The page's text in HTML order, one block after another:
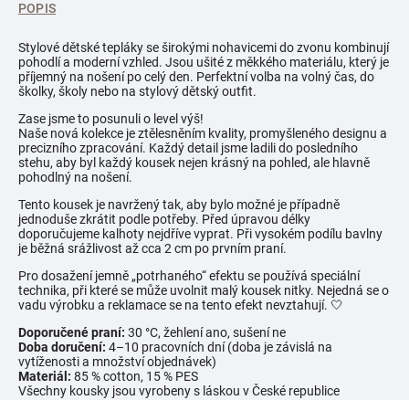
POPIS
Stylové dětské tepláky se širokými nohavicemi do zvonu kombinují
pohodlí a moderní vzhled. Jsou ušité z měkkého materiálu, který je
příjemný na nošení po celý den. Perfektní volba na volný čas, do
školky, školy nebo na stylový dětský outfit.
Zase jsme to posunuli o level výš!
Naše nová kolekce je ztělesněním kvality, promyšleného designu a
precizního zpracování. Každý detail jsme ladili do posledního
stehu, aby byl každý kousek nejen krásný na pohled, ale hlavně
pohodlný na nošení.
Tento kousek je navržený tak, aby bylo možné je případně
jednoduše zkrátit podle potřeby. Před úpravou délky
doporučujeme kalhoty nejdříve vyprat. Při vysokém podílu bavlny
je běžná srážlivost až cca 2 cm po prvním praní.
Pro dosažení jemně „potrhaného“ efektu se používá speciální
technika, při které se může uvolnit malý kousek nitky. Nejedná se o
vadu výrobku a reklamace se na tento efekt nevztahují. 🤍
Doporučené praní: 30 °C, žehlení ano, sušení ne
Doba doručení: 4–10 pracovních dní (doba je závislá na
vytíženosti a množství objednávek)
Materiál: 85 % cotton, 15 % PES
Všechny kousky jsou vyrobeny s láskou v České republice